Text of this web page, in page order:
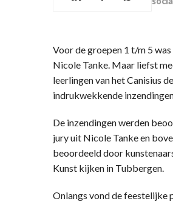
Voor de groepen 1 t/m 5
Nicole Tanke. Maar liefst
leerlingen van het Canisius
indrukwekkende
De inzendingen werden
jury uit Nicole Tanke en
beoordeeld door
Kunst kijken in Tubbergen.
Onlangs vond de